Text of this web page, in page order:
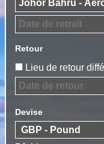
Retour
Lieu de retour
Devise